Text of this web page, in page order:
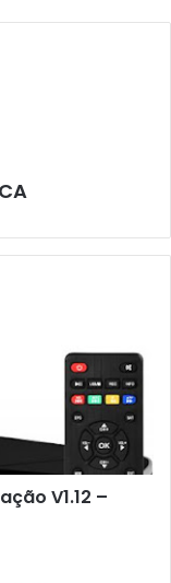
V1.12 –